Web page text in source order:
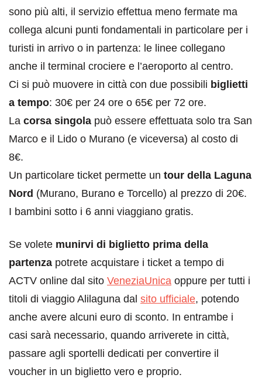
sono più alti, il servizio effettua meno fermate ma
collega alcuni punti fondamentali in particolare per i
turisti in arrivo o in partenza: le linee collegano
anche il terminal crociere e l’aeroporto al centro.
Ci si può muovere in città con due possibili biglietti
a tempo: 30€ per 24 ore o 65€ per 72 ore.
La corsa singola può essere effettuata solo tra San
Marco e il Lido o Murano (e viceversa) al costo di
8€.
Un particolare ticket permette un tour della Laguna
Nord (Murano, Burano e Torcello) al prezzo di 20€.
I bambini sotto i 6 anni viaggiano gratis.
Se volete munirvi di biglietto prima della
partenza potrete acquistare i ticket a tempo di
ACTV online dal sito VeneziaUnica oppure per tutti i
titoli di viaggio Alilaguna dal sito ufficiale, potendo
anche avere alcuni euro di sconto. In entrambe i
casi sarà necessario, quando arriverete in città,
passare agli sportelli dedicati per convertire il
voucher in un biglietto vero e proprio.